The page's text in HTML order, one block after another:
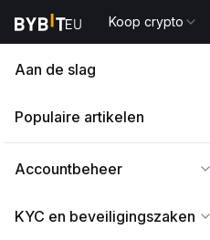
Koop crypto
Aan de slag
Populaire artikelen
Accountbeheer
KYC en beveiligingszaken